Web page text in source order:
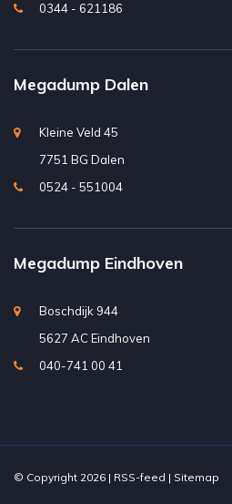
0344 - 621186
Megadump Dalen
Kleine Veld 45
7751 BG Dalen
0524 - 551004
Megadump Eindhoven
Boschdijk 944
5627 AC Eindhoven
040-741 00 41
© Copyright 2026 | RSS-feed | Sitemap